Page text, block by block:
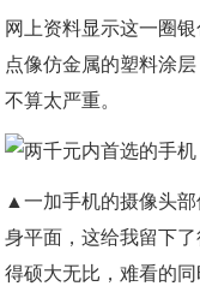
网上资料显示这一圈
点像仿金属的塑料涂
不算太严重。
▲一加手机的摄像头
身平面，这给我留下
得硕大无比，难看的